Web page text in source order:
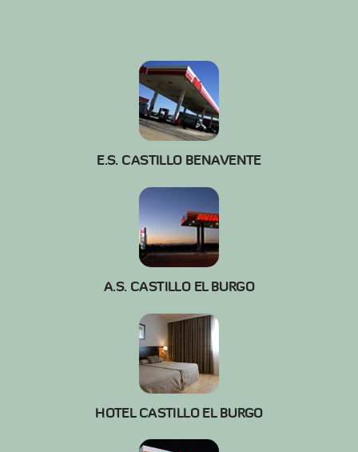
E.S. CASTILLO BENAVENTE
A.S. CASTILLO EL BURGO
HOTEL CASTILLO EL BURGO